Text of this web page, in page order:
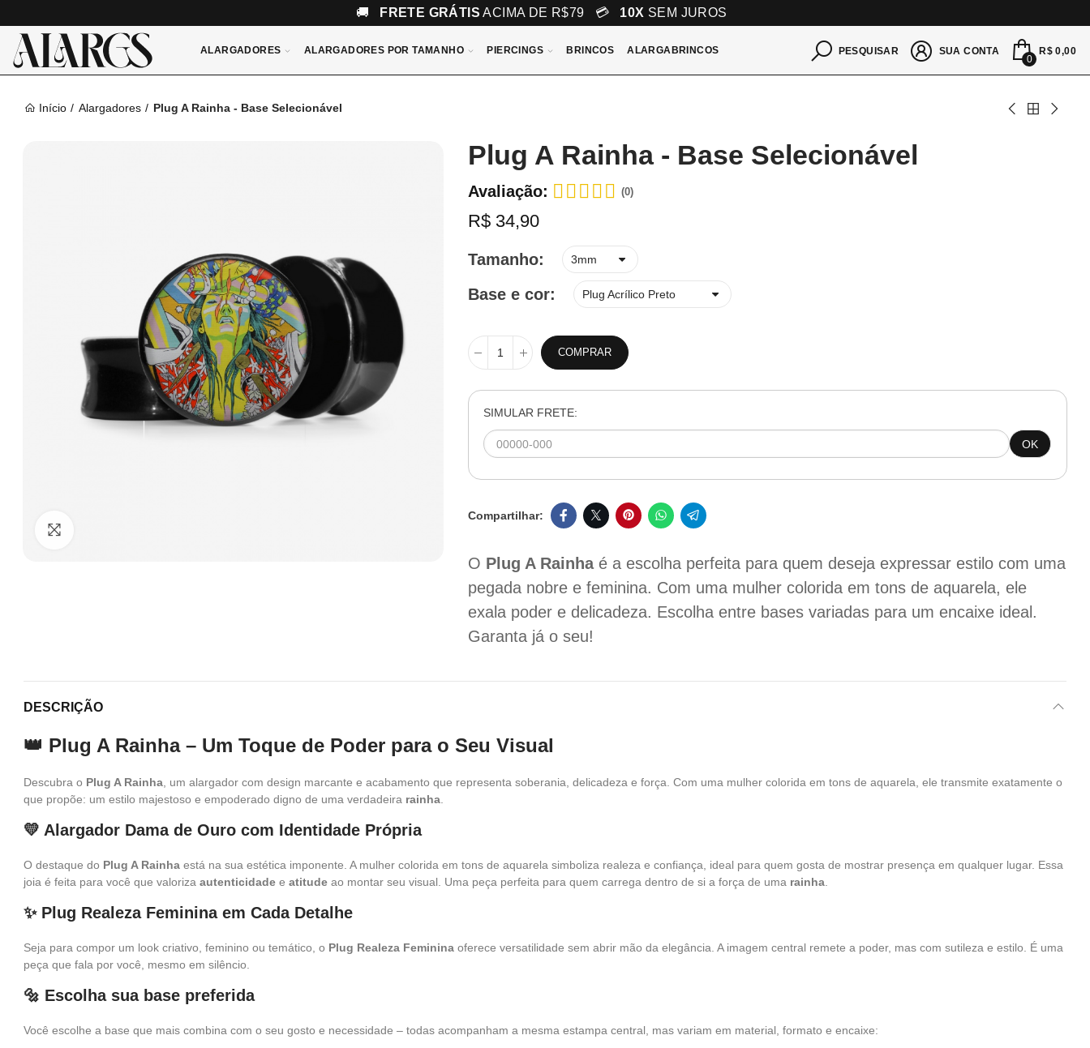
🚚 FRETE GRÁTIS ACIMA DE R$79 💳 10X SEM JUROS
ALARGADORES ALARGADORES POR TAMANHO PIERCINGS BRINCOS ALARGABRINCOS PESQUISAR SUA CONTA
0
R$ 0,00
Início Alargadores Plug A Rainha - Base Selecionável
Plug A Rainha - Base Selecionável
Avaliação: (0)
R$ 34,90
Tamanho
Base e cor
COMPRAR
SIMULAR FRETE:
OK
O Plug A Rainhaé a escolha perfeita para quem deseja expressar estilo com uma
pegada nobre e feminina. Com uma mulher colorida em tons de aquarela, ele
exala poder e delicadeza. Escolha entre bases variadas para um encaixe ideal.
Garanta já o seu!
DESCRIÇÃO
👑 Plug A Rainha – Um Toque de Poder para o Seu Visual
Descubra o Plug A Rainha , um alargador com design marcante e acabamento que representa soberania, delicadeza e força. Com uma mulher colorida em tons de aquarela, ele transmite exatamente o
que propõe: um estilo majestoso e empoderado digno de uma verdadeira rainha
💛 Alargador Dama de Ouro com Identidade Própria
O destaque do Plug A Rainha está na sua estética imponente. A mulher colorida em tons de aquarela simboliza realeza e confiança, ideal para quem gosta de mostrar presença em qualquer lugar. Essa
joia é feita para você que valoriza autenticidade e atitude ao montar seu visual. Uma peça perfeita para quem carrega dentro de si a força de uma rainha
✨ Plug Realeza Feminina em Cada Detalhe
Seja para compor um look criativo, feminino ou temático, o Plug Realeza Feminina oferece versatilidade sem abrir mão da elegância. A imagem central remete a poder, mas com sutileza e estilo. É uma
peça que fala por você, mesmo em silêncio.
🔩 Escolha sua base preferida
Você escolhe a base que mais combina com o seu gosto e necessidade – todas acompanham a mesma estampa central, mas variam em material, formato e encaixe: